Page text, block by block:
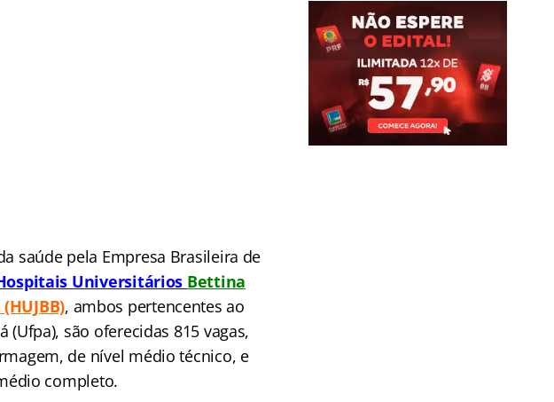
saúde pela Empresa Brasileira de
Universitários Bettina
, ambos pertencentes ao
(Ufpa), são oferecidas 815 vagas,
de nível médio técnico, e
completo.